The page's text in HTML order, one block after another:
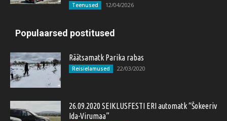
Teenused 12/04/2026
Populaarsed postitused
Räätsamatk Parika rabas
Reisielamused 22/03/2020
26.09.2020 SEIKLUSFESTI ERI automatk “Šokeeriv
Ida-Virumaa”